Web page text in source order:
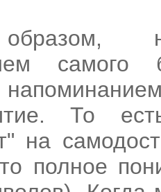
То
на
полное